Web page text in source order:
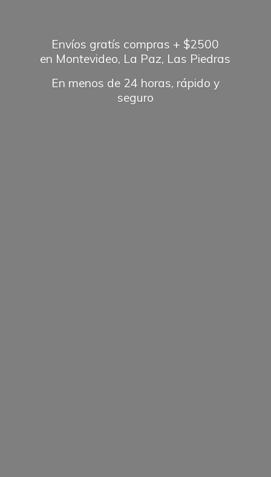
Envíos gratís compras + $2500
en Montevideo, La Paz, Las Piedras
En menos de 24 horas, rápido y
seguro